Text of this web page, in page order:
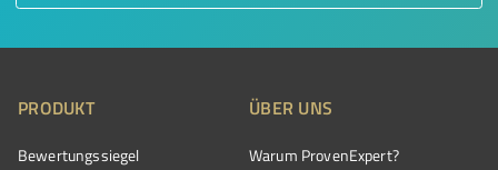
PRODUKT
Bewertungssiegel
ÜBER UNS
Warum ProvenExpert?